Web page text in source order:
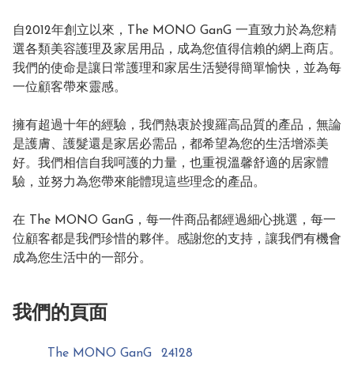
自2012年創立以來，The MONO GanG 一直致力於為您精
選各類美容護理及家居用品，成為您值得信賴的網上商店。
我們的使命是讓日常護理和家居生活變得簡單愉快，並為每
一位顧客帶來靈感。
擁有超過十年的經驗，我們熱衷於搜羅高品質的產品，無論
是護膚、護髮還是家居必需品，都希望為您的生活增添美
好。我們相信自我呵護的力量，也重視溫馨舒適的居家體
驗，並努力為您帶來能體現這些理念的產品。
在 The MONO GanG，每一件商品都經過細心挑選，每一
位顧客都是我們珍惜的夥伴。感謝您的支持，讓我們有機會
成為您生活中的一部分。
我們的頁面
The MONO GanG 24128